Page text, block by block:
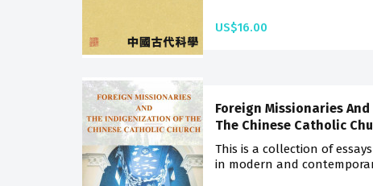
US$16.00
Foreign Missionaries
The Chinese Catholic
This is a collection of
in modern and